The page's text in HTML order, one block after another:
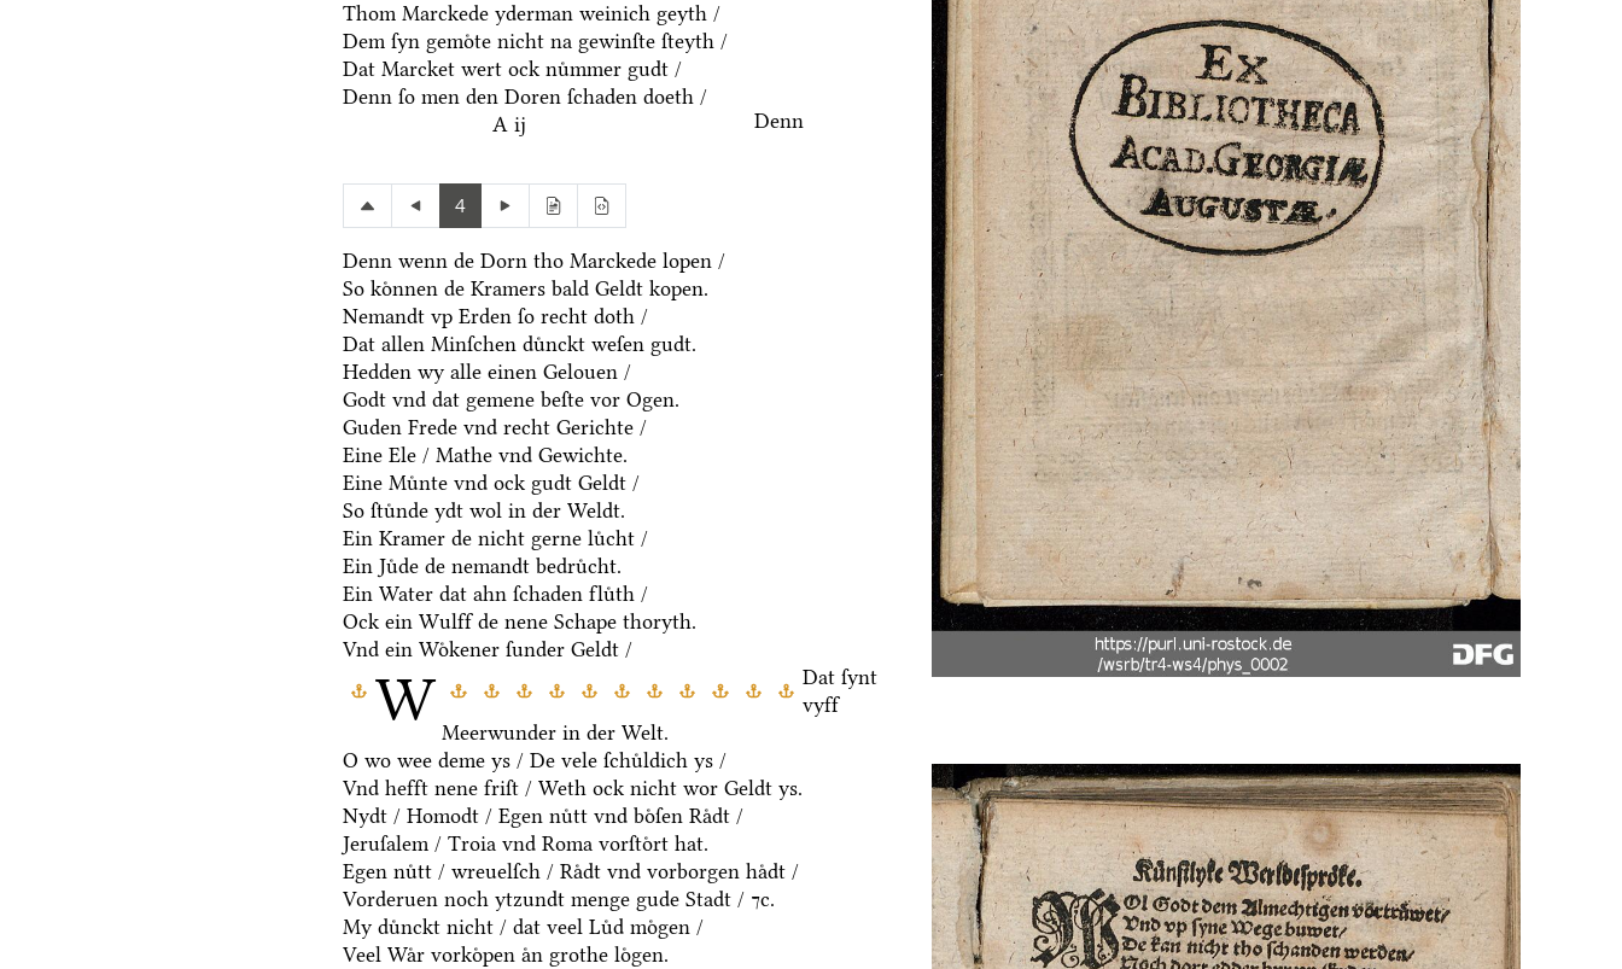
W
Thom Marckede yderman weinich geyth /
Dem ſyn gemoͤte nicht na gewinſte ſteyth /
Dat Marcket wert ock nuͤmmer gudt /
Denn ſo men den Doren ſchaden doeth /
A ij
Denn
4
Denn wenn de Dorn tho Marckede lopen /
So koͤnnen de Kramers bald Geldt kopen.
Nemandt vp Erden ſo recht doth /
Dat allen Minſchen duͤnckt weſen gudt.
Hedden wy alle einen Gelouen /
Godt vnd dat gemene beſte vor Ogen.
Guden Frede vnd recht Gerichte /
Eine Ele / Mathe vnd Gewichte.
Eine Muͤnte vnd ock gudt Geldt /
So ſtuͤnde ydt wol in der Weldt.
Ein Kramer de nicht gerne luͤcht /
Ein Juͤde de nemandt bedruͤcht.
Ein Water dat ahn ſchaden fluͤth /
Ock ein Wulff de nene Schape thoryth.
Vnd ein Woͤkener ſunder Geldt /
Dat ſynt
vyff
Meerwunder in der Welt.
O wo wee deme ys / De vele ſchuͤldich ys /
Vnd hefft nene friſt / Weth ock nicht wor Geldt ys.
Nydt / Homodt / Egen nuͤtt vnd boͤſen Raͤdt /
Jeruſalem / Troia vnd Roma vorſtoͤrt hat.
Egen nuͤtt / wreuelſch / Raͤdt vnd vorborgen haͤdt /
Vorderuen noch ytzundt menge gude Stadt / ⁊c.
My duͤnckt nicht / dat veel Luͤd moͤgen /
Veel Waͤr vorkoͤpen aͤn grothe loͤgen.